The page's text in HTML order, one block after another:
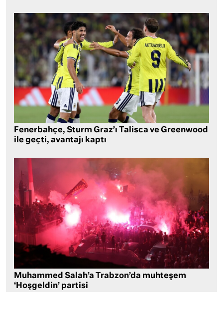
Fenerbahçe, Sturm Graz’ı Talisca ve Greenwood
ile geçti, avantajı kaptı
Muhammed Salah’a Trabzon’da muhteşem
‘Hoşgeldin’ partisi